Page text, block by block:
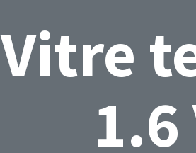
Vitre
1.6